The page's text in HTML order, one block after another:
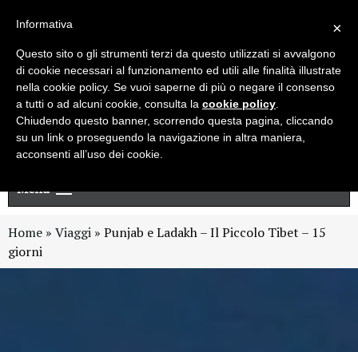
Newsletter
Menu
Home » Viaggi » Punjab e Ladakh – Il Piccolo Tibet – 15
giorni
×
Informativa
Questo sito o gli strumenti terzi da questo utilizzati si avvalgono
di cookie necessari al funzionamento ed utili alle finalità illustrate
nella cookie policy. Se vuoi saperne di più o negare il consenso
a tutti o ad alcuni cookie, consulta la cookie policy
Chiudendo questo banner, scorrendo questa pagina, cliccando
su un link o proseguendo la navigazione in altra maniera,
acconsenti all’uso dei cookie.